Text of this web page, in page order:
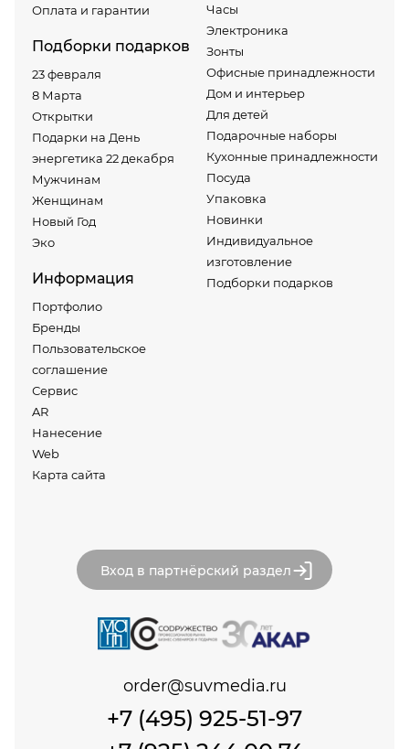
Оплата и гарантии
Подборки подарков
23 февраля
8 Марта
Открытки
Подарки на День
энергетика 22 декабря
Мужчинам
Женщинам
Новый Год
Эко
Информация
Портфолио
Бренды
Пользовательское
соглашение
Сервис
AR
Нанесение
Web
Карта сайта
Часы
Электроника
Зонты
Офисные принадлежности
Дом и интерьер
Для детей
Подарочные наборы
Кухонные принадлежности
Посуда
Упаковка
Новинки
Индивидуальное
изготовление
Подборки подарков
Вход в партнёрский раздел
+7 (495) 925-51-97
order@suvmedia.ru